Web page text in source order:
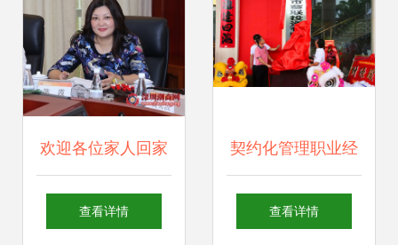
欢迎各位家人回家
——商会举办第十
查看详情
契约化管理职业经
理人，大鹏四大举
查看详情